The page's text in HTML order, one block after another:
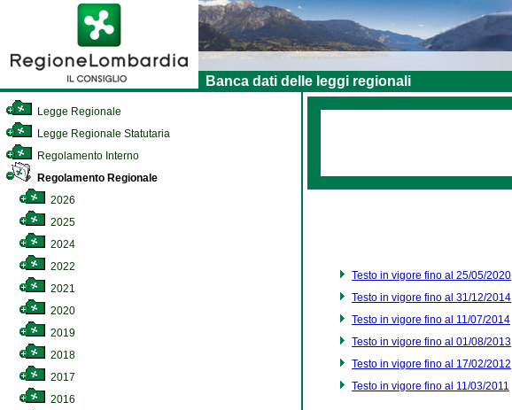
Banca dati delle leggi regionali
Legge Regionale
Legge Regionale Statutaria
Regolamento Interno
Regolamento Regionale
2026
2025
2024
2022
2021
2020
2019
2018
2017
2016
Testo in vigore fino al 25/05/2020
Testo in vigore fino al 31/12/2014
Testo in vigore fino al 11/07/2014
Testo in vigore fino al 01/08/2013
Testo in vigore fino al 17/02/2012
Testo in vigore fino al 11/03/2011